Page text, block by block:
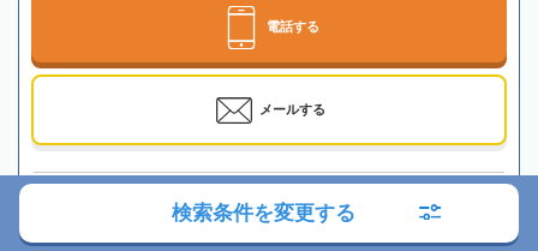
電話する
メールする
JR・東京メトロ「駒込駅」徒歩1分
検索条件を変更する